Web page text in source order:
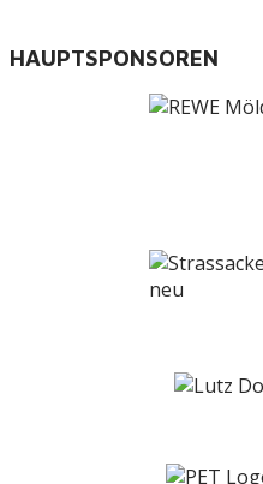
HAUPTSPONSOREN